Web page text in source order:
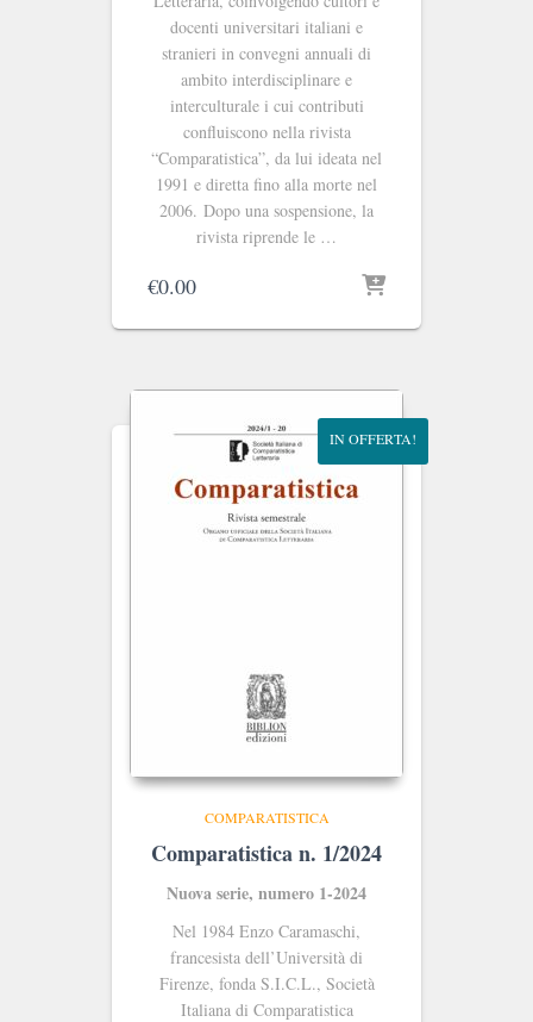
docenti universitari italiani e
stranieri in convegni annuali di
ambito interdisciplinare e
interculturale i cui contributi
confluiscono nella rivista
“Comparatistica”, da lui ideata nel
1991 e diretta fino alla morte nel
2006. Dopo una sospensione, la
rivista riprende le …
€0.00
IN OFFERTA!
COMPARATISTICA
Comparatistica n. 1/2024
Nuova serie, numero 1-2024
Nel 1984 Enzo Caramaschi,
francesista dell’Università di
Firenze, fonda S.I.C.L., Società
Italiana di Comparatistica